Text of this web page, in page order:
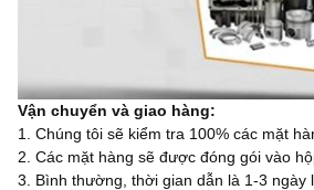
Vận chuyển và giao hàng:
1. Chúng tôi sẽ kiểm tra 100% các mặt
2. Các mặt hàng sẽ được đóng gói vào
3. Bình thường, thời gian dẫn là 1-3